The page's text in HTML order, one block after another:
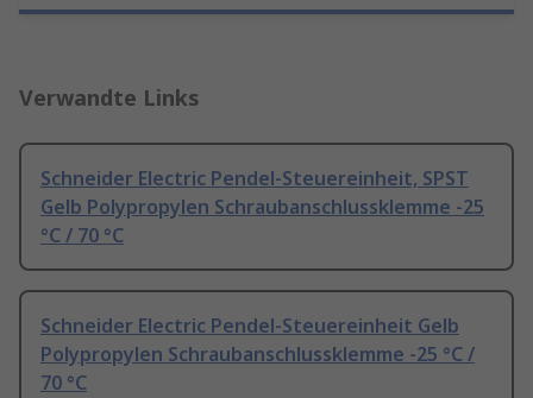
Verwandte Links
Schneider Electric Pendel-Steuereinheit, SPST
Gelb Polypropylen Schraubanschlussklemme -25
°C / 70 °C
Schneider Electric Pendel-Steuereinheit Gelb
Polypropylen Schraubanschlussklemme -25 °C /
70 °C